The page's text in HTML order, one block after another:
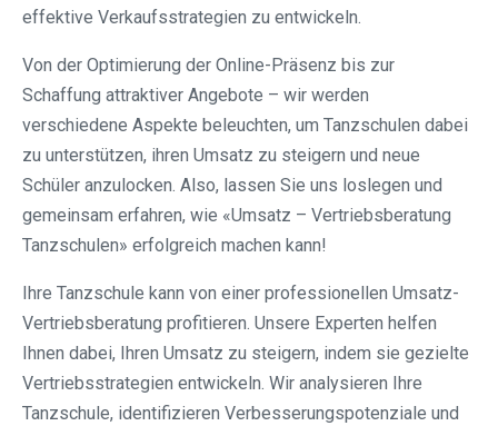
effektive Verkaufsstrategien zu entwickeln.
Von der Optimierung der Online-Präsenz bis zur
Schaffung attraktiver Angebote – wir werden
verschiedene Aspekte beleuchten, um Tanzschulen dabei
zu unterstützen, ihren Umsatz zu steigern und neue
Schüler anzulocken. Also, lassen Sie uns loslegen und
gemeinsam erfahren, wie «Umsatz – Vertriebsberatung
Tanzschulen» erfolgreich machen kann!
Ihre Tanzschule kann von einer professionellen Umsatz-
Vertriebsberatung profitieren. Unsere Experten helfen
Ihnen dabei, Ihren Umsatz zu steigern, indem sie gezielte
Vertriebsstrategien entwickeln. Wir analysieren Ihre
Tanzschule, identifizieren Verbesserungspotenziale und